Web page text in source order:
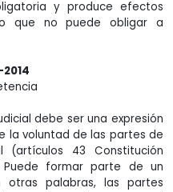
y produce efectos
que no puede obligar a
debe ser una expresión
la voluntad de las partes de
(artículos 43 Constitución
Puede formar parte de un
otras palabras, las partes